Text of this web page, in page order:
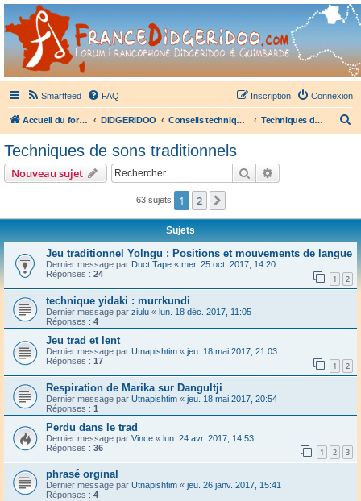
France Didgeridoo
Didgeridoo et Guimbarde sur France Didgeridoo - retrouvez la communauté.
Smartfeed FAQ Connexion
Inscription
Accueil du forum DIDGERIDOO Conseils techniques didgeridoo Techniques de sons traditionnels
r
e
Techniques de sons traditionnels
Nouveau sujet Rechercher
63 sujets 1 2
Sujets
Jeu traditionnel Yolngu : Positions et mouvements de langue
Dernier message par Duct Tape « mer. 25 oct. 2017, 14:20
Réponses : 24 1 2
technique yidaki : murrkundi
Dernier message par ziulu « lun. 18 déc. 2017, 11:05
Réponses : 4
Jeu trad et lent
Dernier message par Utnapishtim « jeu. 18 mai 2017, 21:03
Réponses : 17 1 2
Respiration de Marika sur Dangultji
Dernier message par Utnapishtim « jeu. 18 mai 2017, 20:54
Réponses : 1
Perdu dans le trad
Dernier message par Vince « lun. 24 avr. 2017, 14:53
Réponses : 36 1 2 3
phrasé orginal
Dernier message par Utnapishtim « jeu. 26 janv. 2017, 15:41
Réponses : 4